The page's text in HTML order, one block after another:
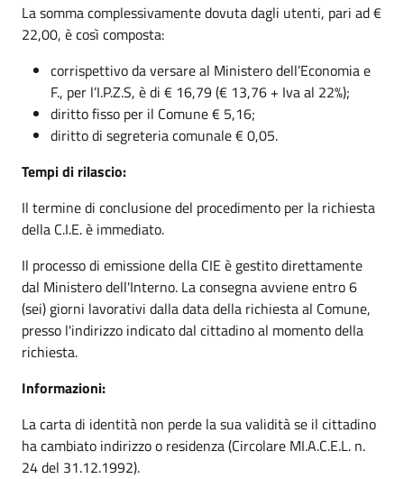
La somma complessivamente dovuta dagli utenti, pari ad €
22,00, è così composta:
corrispettivo da versare al Ministero dell’Economia e
F., per l’I.P.Z.S, è di € 16,79 (€ 13,76 + Iva al 22%);
diritto fisso per il Comune € 5,16;
diritto di segreteria comunale € 0,05.
Tempi di rilascio:
Il termine di conclusione del procedimento per la richiesta
della C.I.E. è immediato.
Il processo di emissione della CIE è gestito direttamente
dal Ministero dell'Interno. La consegna avviene entro 6
(sei) giorni lavorativi dalla data della richiesta al Comune,
presso l'indirizzo indicato dal cittadino al momento della
richiesta.
Informazioni:
La carta di identità non perde la sua validità se il cittadino
ha cambiato indirizzo o residenza (Circolare MI.A.C.E.L. n.
24 del 31.12.1992).